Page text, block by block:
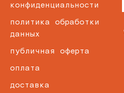
конфиденциальности
политика обработки
данных
публичная оферта
оплата
доставка